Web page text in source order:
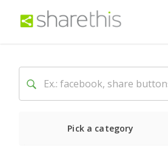
Pick a category